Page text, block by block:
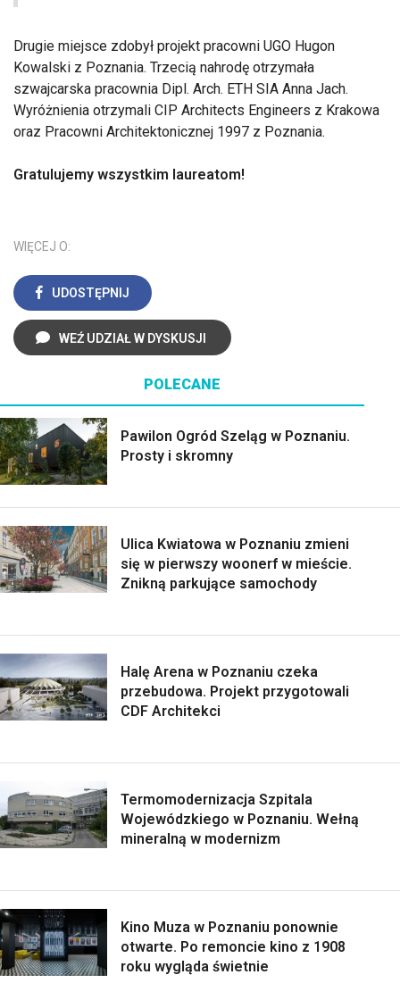
Drugie miejsce zdobył projekt pracowni UGO Hugon
Kowalski z Poznania. Trzecią nahrodę otrzymała
szwajcarska pracownia Dipl. Arch. ETH SIA Anna Jach.
Wyróżnienia otrzymali CIP Architects Engineers z Krakowa
oraz Pracowni Architektonicznej 1997 z Poznania.
Gratulujemy wszystkim laureatom!
WIĘCEJ O:
UDOSTĘPNIJ
WEŹ UDZIAŁ W DYSKUSJI
POLECANE
Pawilon Ogród Szeląg w Poznaniu.
Prosty i skromny
Ulica Kwiatowa w Poznaniu zmieni
się w pierwszy woonerf w mieście.
Znikną parkujące samochody
Halę Arena w Poznaniu czeka
przebudowa. Projekt przygotowali
CDF Architekci
Termomodernizacja Szpitala
Wojewódzkiego w Poznaniu. Wełną
mineralną w modernizm
Kino Muza w Poznaniu ponownie
otwarte. Po remoncie kino z 1908
roku wygląda świetnie